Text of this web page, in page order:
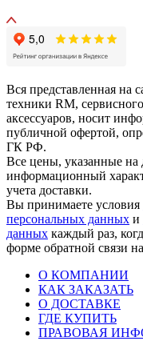
Вся представленная на
техники RM,
аксессуаров, носит
публичной офертой,
ГК РФ.
Все цены, указанные на
информационный
учета доставки.
Вы принимаете условия
персональных данных и
данных каждый раз,
форме обратной связи
О КОМПАНИИ
КАК ЗАКАЗАТЬ
О ДОСТАВКЕ
ГДЕ КУПИТЬ
ПРАВОВАЯ